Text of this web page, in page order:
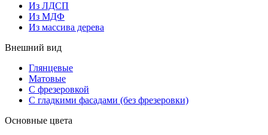
Из ЛДСП
Из МДФ
Из массива дерева
Внешний вид
Глянцевые
Матовые
С фрезеровкой
С гладкими фасадами (без фрезеровки)
Основные цвета